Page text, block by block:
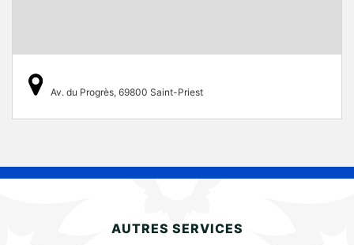
Av. du Progrès, 69800 Saint-Priest
AUTRES SERVICES